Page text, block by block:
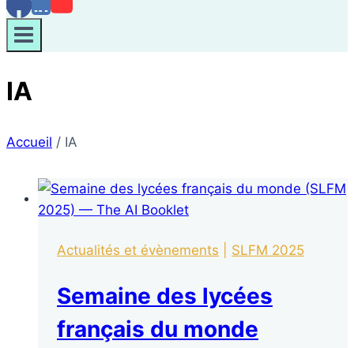
IA
Accueil / IA
Actualités et évènements SLFM 2025
Semaine des lycées
français du monde